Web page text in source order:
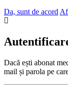
Da, sunt de acord
Dacă ești abonat
mail și parola pe